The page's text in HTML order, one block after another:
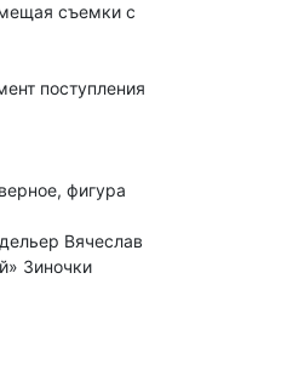
съемки с
поступления
фигура
Вячеслав
Зиночки